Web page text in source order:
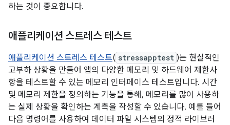
하는 것이 중요합니다.
애플리케이션 스트레스 테스트
애플리케이션 스트레스 테스트( stressapptest )는 현실적인
고부하 상황을 만들어 앱의 다양한 메모리 및 하드웨어 제한사
항을 테스트할 수 있는 메모리 인터페이스 테스트입니다. 시간
및 메모리 제한을 정의하는 기능을 통해, 메모리를 많이 사용하
는 실제 상황을 확인하는 계측을 작성할 수 있습니다. 예를 들어
다음 명령어를 사용하여 데이터 파일 시스템의 정적 라이브러